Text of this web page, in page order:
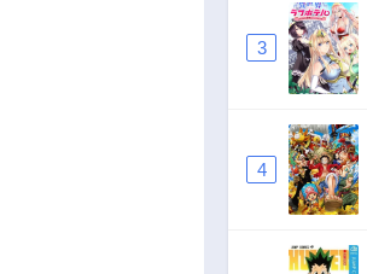
3
4